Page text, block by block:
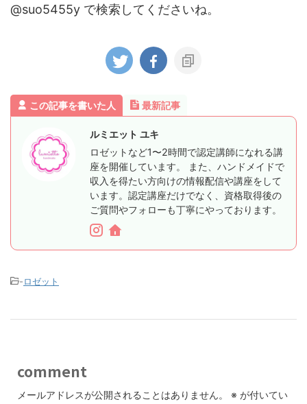
@suo5455y で検索してくださいね。
この記事を書いた人 最新記事
ルミエット ユキ
ロゼットなど1〜2時間で認定講師になれる講
座を開催しています。 また、ハンドメイドで
収入を得たい方向けの情報配信や講座をして
います。認定講座だけでなく、資格取得後の
ご質問やフォローも丁寧にやっております。
-ロゼット
comment
メールアドレスが公開されることはありません。 ※ が付いてい